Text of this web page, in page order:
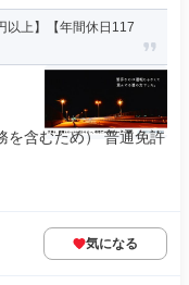
以上】【年間休日117
を含むため） 普通免許
気になる